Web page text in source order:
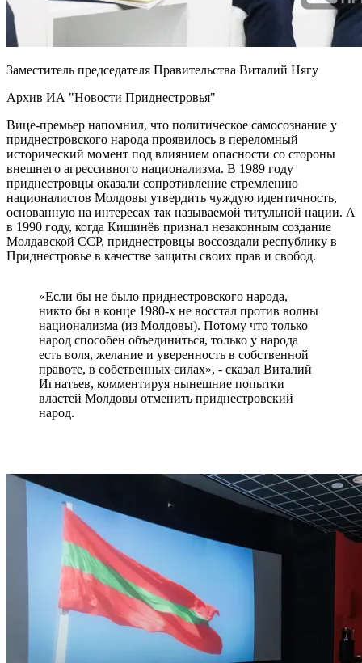
Заместитель председателя Правительства Виталий Нягу
Архив ИА "Новости Приднестровья"
Вице-премьер напомнил, что политическое самосознание у
приднестровского народа проявилось в переломный
исторический момент под влиянием опасности со стороны
внешнего агрессивного национализма. В 1989 году
приднестровцы оказали сопротивление стремлению
националистов Молдовы утвердить чуждую идентичность,
основанную на интересах так называемой титульной нации. А
в 1990 году, когда Кишинёв признал незаконным создание
Молдавской ССР, приднестровцы воссоздали республику в
Приднестровье в качестве защиты своих прав и свобод.
«Если бы не было приднестровского народа,
никто бы в конце 1980-х не восстал против волны
национализма (из Молдовы). Потому что только
народ способен объединиться, только у народа
есть воля, желание и уверенность в собственной
правоте, в собственных силах», - сказал Виталий
Игнатьев, комментируя нынешние попытки
властей Молдовы отменить приднестровский
народ.